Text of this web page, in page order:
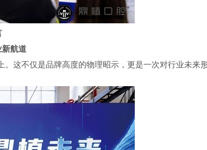
新航道
。这不仅是品牌高度的物理昭示，更是一次对行业未